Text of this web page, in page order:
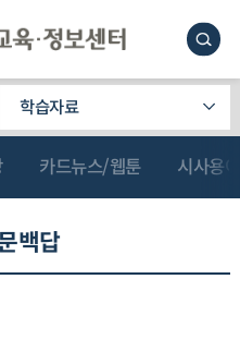
학습자료
카드뉴스/웹툰 시사용
백답